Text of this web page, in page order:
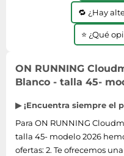
Sets de belleza
Tensiómetros
Termómetros clínicos
Tratamientos faciales
Placas de cocina
Sonido y alta fidelidad
TV, vídeo y DVD
Tablets
Telecomunicaciones
Televisores
Zapatos de invierno
Zapatos mujer
🔁 ¿Hay
⭐ ¿Qué
ON RUNNING
Blanco - talla 45-
▶ ¡Encuentra siempre el
Para ON RUNNING
talla 45- modelo 2026
ofertas: 2. Te ofrecemos